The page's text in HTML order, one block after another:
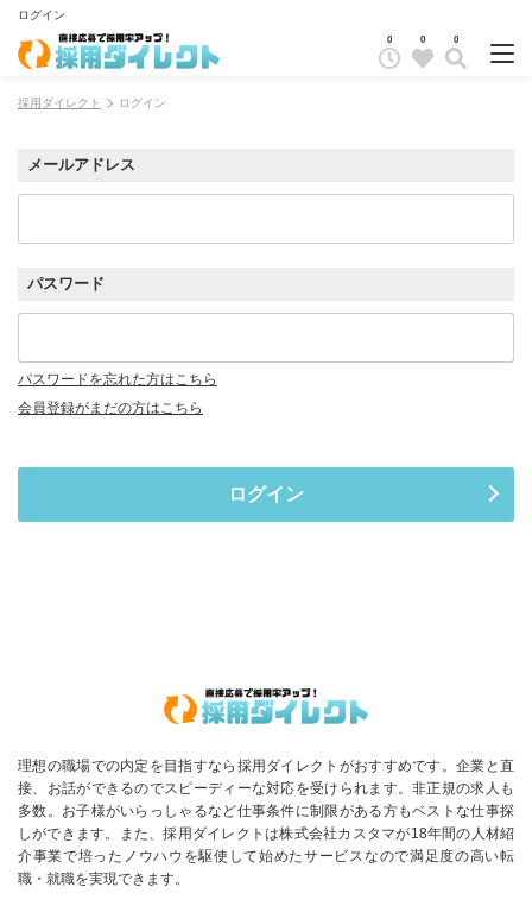
ログイン
0 0 0
採用ダイレクト ログイン
メールアドレス
パスワード
パスワードを忘れた方はこちら
会員登録がまだの方はこちら
ログイン
理想の職場での内定を目指すなら採用ダイレクトがおすすめです。企業と直
接、お話ができるのでスピーディーな対応を受けられます。非正規の求人も
多数。お子様がいらっしゃるなど仕事条件に制限がある方もベストな仕事探
しができます。また、採用ダイレクトは株式会社カスタマが18年間の人材紹
介事業で培ったノウハウを駆使して始めたサービスなので満足度の高い転
職・就職を実現できます。